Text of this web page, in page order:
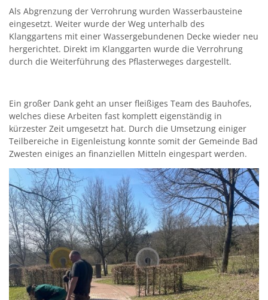
Als Abgrenzung der Verrohrung wurden Wasserbausteine
eingesetzt. Weiter wurde der Weg unterhalb des
Klanggartens mit einer Wassergebundenen Decke wieder neu
hergerichtet. Direkt im Klanggarten wurde die Verrohrung
durch die Weiterführung des Pflasterweges dargestellt.
Ein großer Dank geht an unser fleißiges Team des Bauhofes,
welches diese Arbeiten fast komplett eigenständig in
kürzester Zeit umgesetzt hat. Durch die Umsetzung einiger
Teilbereiche in Eigenleistung konnte somit der Gemeinde Bad
Zwesten einiges an finanziellen Mitteln eingespart werden.